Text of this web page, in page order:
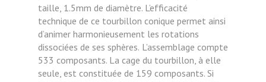
taille, 1.5mm de diamètre. L’efficacité
technique de ce tourbillon conique permet ainsi
d’animer harmonieusement les rotations
dissociées de ses sphères. L’assemblage compte
533 composants. La cage du tourbillon, à elle
seule, est constituée de 159 composants. Si